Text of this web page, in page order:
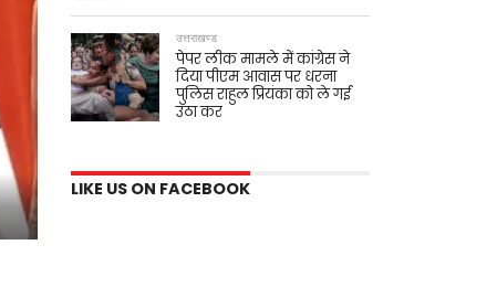
उत्तराखण्ड
पेपर लीक मामले में कांग्रेस ने
दिया पीएम आवास पर धरना
पुलिस राहुल प्रियंका को ले गई
उठा कर
LIKE US ON FACEBOOK